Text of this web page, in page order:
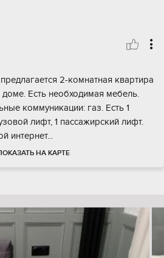
2-комнатная квартира
Есть необходимая мебель.
коммуникации: газ. Есть 1
лифт, 1 пассажирский лифт.
интернет...
НА КАРТЕ